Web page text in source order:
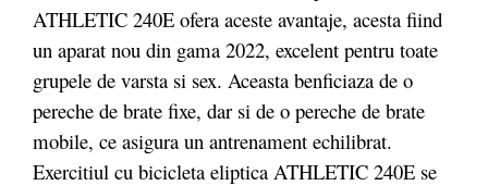
ATHLETIC 240E ofera aceste avantaje, acesta fiind
un aparat nou din gama 2022, excelent pentru toate
grupele de varsta si sex. Aceasta benficiaza de o
pereche de brate fixe, dar si de o pereche de brate
mobile, ce asigura un antrenament echilibrat.
Exercitiul cu bicicleta eliptica ATHLETIC 240E se